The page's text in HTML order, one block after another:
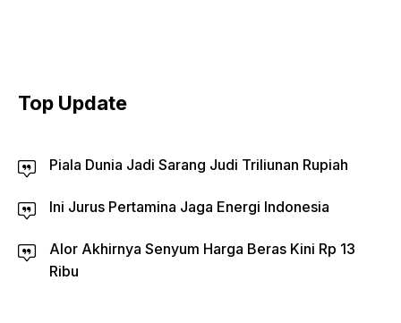
Top Update
Piala Dunia Jadi Sarang Judi Triliunan Rupiah
Ini Jurus Pertamina Jaga Energi Indonesia
Alor Akhirnya Senyum Harga Beras Kini Rp 13
Ribu